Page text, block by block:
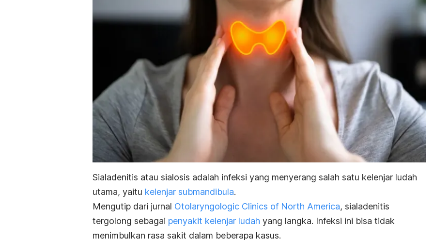
Sialadenitis atau sialosis adalah infeksi yang menyerang salah satu kelenjar ludah
utama, yaitu kelenjar submandibula.
Mengutip dari jurnal Otolaryngologic Clinics of North America, sialadenitis
tergolong sebagai penyakit kelenjar ludah yang langka. Infeksi ini bisa tidak
menimbulkan rasa sakit dalam beberapa kasus.